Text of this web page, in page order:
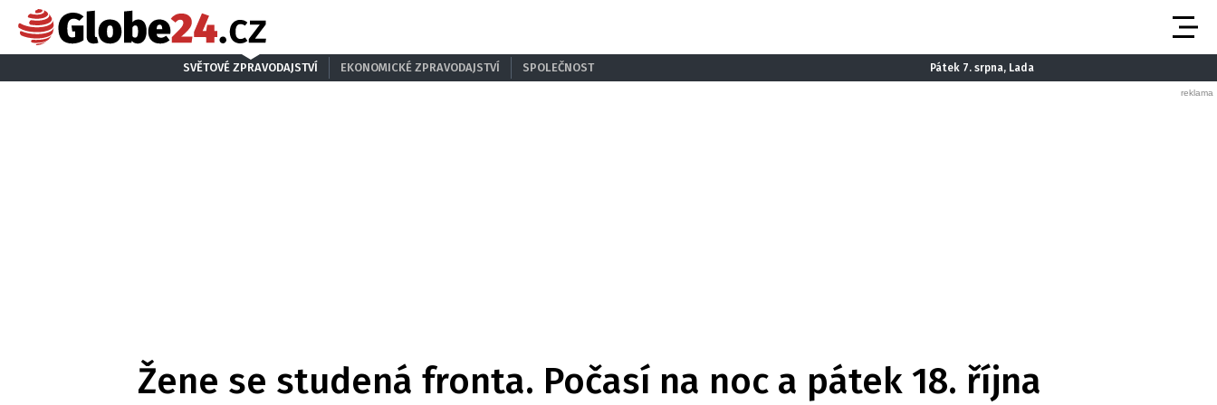
SVĚTOVÉ ZPRAVODAJSTVÍ EKONOMICKÉ ZPRAVODAJSTVÍ SPOLEČNOST Pátek 7. srpna, Lada
Žene se studená fronta. Počasí na noc a pátek 18. října